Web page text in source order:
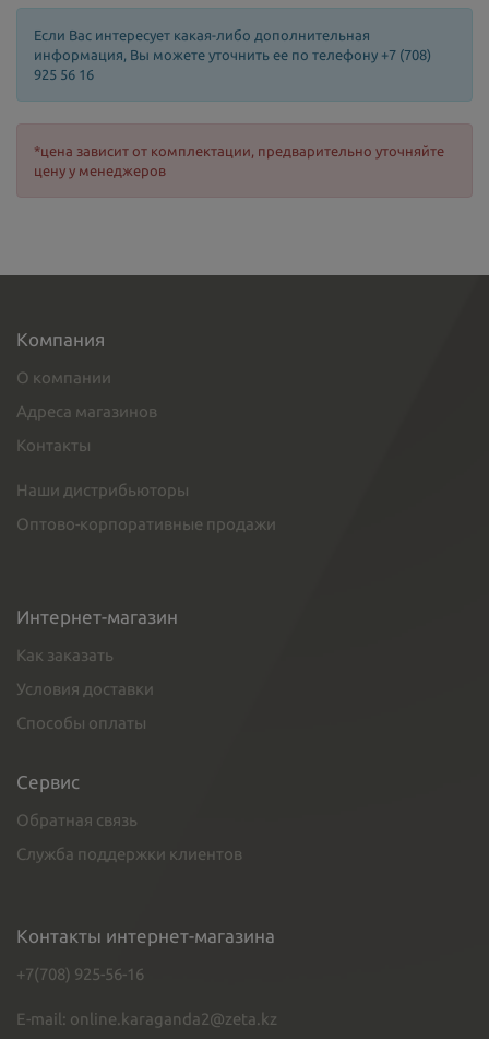
Если Вас интересует какая-либо дополнительная
информация, Вы можете уточнить ее по телефону +7 (708)
925 56 16
*цена зависит от комплектации, предварительно уточняйте
цену у менеджеров
Компания
О компании
Адреса магазинов
Контакты
Наши дистрибьюторы
Оптово-корпоративные продажи
Интернет-магазин
Как заказать
Условия доставки
Способы оплаты
Сервис
Обратная связь
Служба поддержки клиентов
Контакты интернет-магазина
+7(708) 925-56-16
E-mail: online.karaganda2@zeta.kz